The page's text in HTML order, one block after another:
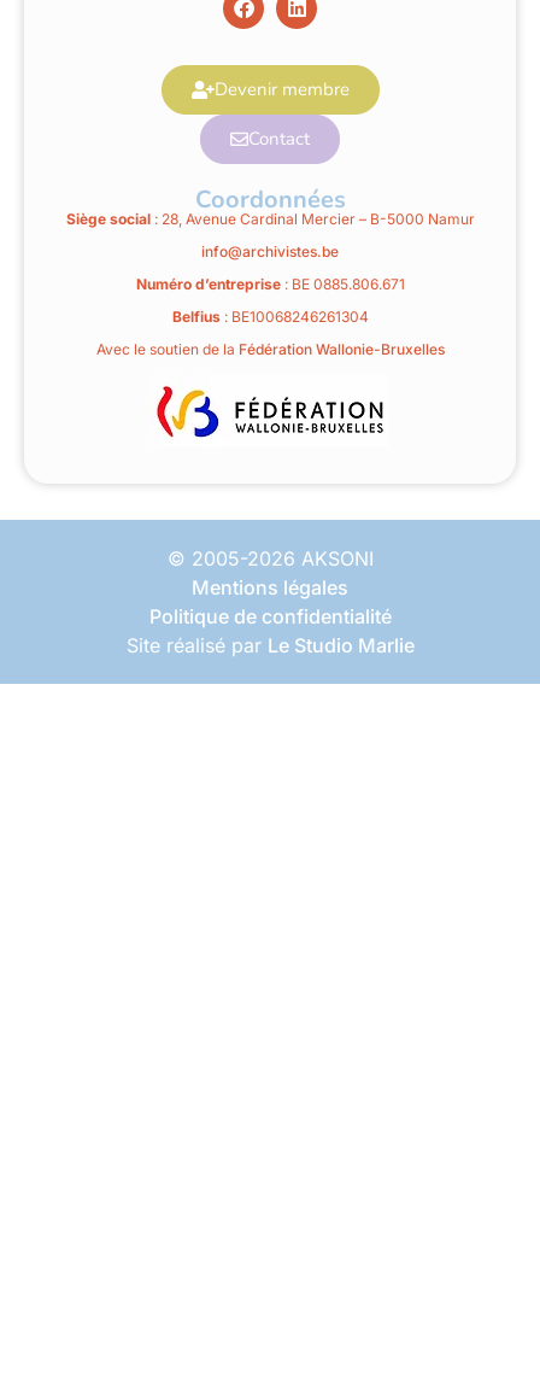
Devenir membre
Contact
Coordonnées
Siège social: 28, Avenue Cardinal Mercier – B-5000 Namur
info@archivistes.be
Numéro d’entreprise: BE 0885.806.671
Belfius: BE10068246261304
Avec le soutien de la Fédération Wallonie-Bruxelles
© 2005-2026 AKSONI
Mentions légales
Politique de confidentialité
Site réalisé par Le Studio Marlie